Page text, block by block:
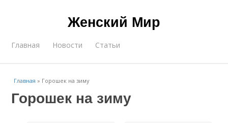
Женский Мир
Главная Новости Статьи
Главная » Горошек на зиму
Горошек на зиму